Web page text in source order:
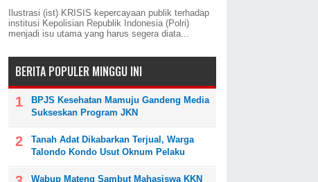
Ilustrasi (ist) KRISIS kepercayaan publik terhadap
institusi Kepolisian Republik Indonesia (Polri)
menjadi isu utama yang harus segera diata...
BERITA POPULER MINGGU INI
BPJS Kesehatan Mamuju Gandeng Media
Sukseskan Program JKN
Tanah Adat Dikabarkan Terjual, Warga
Talondo Kondo Usut Oknum Pelaku
Wabup Mateng Sambut Mahasiswa KKN